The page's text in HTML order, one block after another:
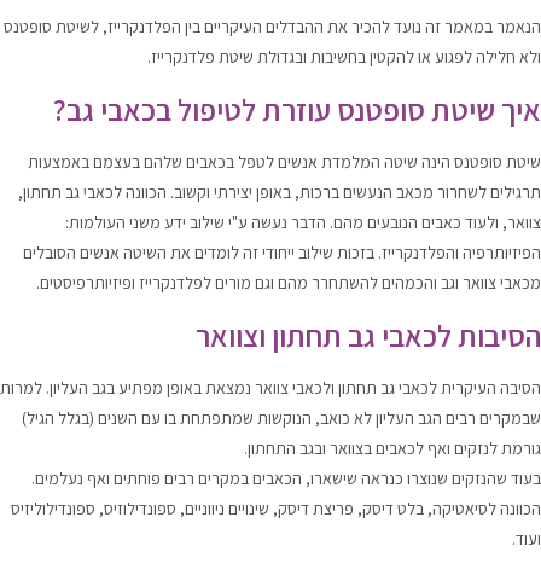
הנאמר במאמר זה נועד להכיר את ההבדלים העיקריים בין הפלדנקרייז, לשיטת סופטנס
ולא חלילה לפגוע או להקטין בחשיבות ובגדולת שיטת פלדנקרייז.
איך שיטת סופטנס עוזרת לטיפול בכאבי גב?
שיטת סופטנס הינה שיטה המלמדת אנשים לטפל בכאבים שלהם בעצמם באמצעות
תרגילים לשחרור מכאב הנעשים ברכות, באופן יצירתי וקשוב. הכוונה לכאבי גב תחתון,
צוואר, ולעוד כאבים הנובעים מהם. הדבר נעשה ע"י שילוב ידע משני העולמות:
הפיזיותרפיה והפלדנקרייז. בזכות שילוב ייחודי זה לומדים את השיטה אנשים הסובלים
מכאבי צוואר וגב והכמהים להשתחרר מהם וגם מורים לפלדנקרייז ופיזיותרפיסטים.
הסיבות לכאבי גב תחתון וצוואר
הסיבה העיקרית לכאבי גב תחתון ולכאבי צוואר נמצאת באופן מפתיע בגב העליון. למרות
שבמקרים רבים הגב העליון לא כואב, הנוקשות שמתפתחת בו עם השנים (בגלל הגיל)
גורמת לנזקים ואף לכאבים בצוואר ובגב התחתון.
בעוד שהנזקים שנוצרו כנראה שישארו, הכאבים במקרים רבים פוחתים ואף נעלמים.
הכוונה לסיאטיקה, בלט דיסק, פריצת דיסק, שינויים ניווניים, ספונדילוזיס, ספונדילוליזיס
ועוד.